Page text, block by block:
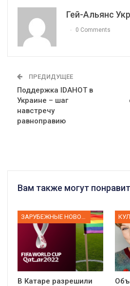
Гей-Альянс
0 Comments
ПРЕДИДУЩЕЕ
Поддержка IDAHOT в
Украине – шаг
навстречу
равноправию
Вам также могут
ЗАРУБЕЖНЫЕ НОВОСТИ
В Катаре разрешили